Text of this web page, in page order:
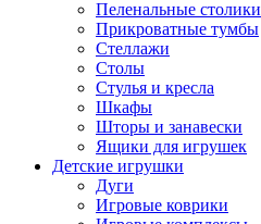
Пеленальные столики
Прикроватные тумбы
Стеллажи
Столы
Стулья и кресла
Шкафы
Шторы и занавески
Ящики для игрушек
Детские игрушки
Дуги
Игровые коврики